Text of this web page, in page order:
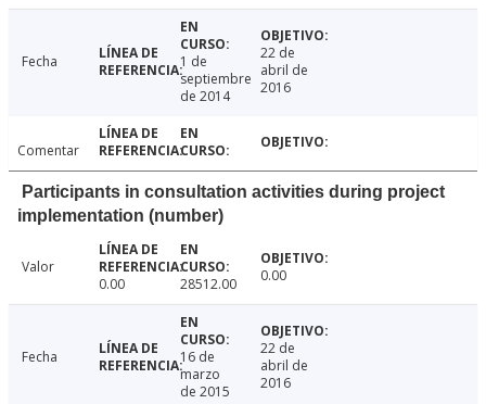
Fecha
1 de
septiembre
de 2014
22 de
abril de
2016
Comentar
Participants in consultation activities during project
implementation (number)
Valor
0.00
28512.00 0.00
Fecha
16 de
marzo
de 2015
22 de
abril de
2016